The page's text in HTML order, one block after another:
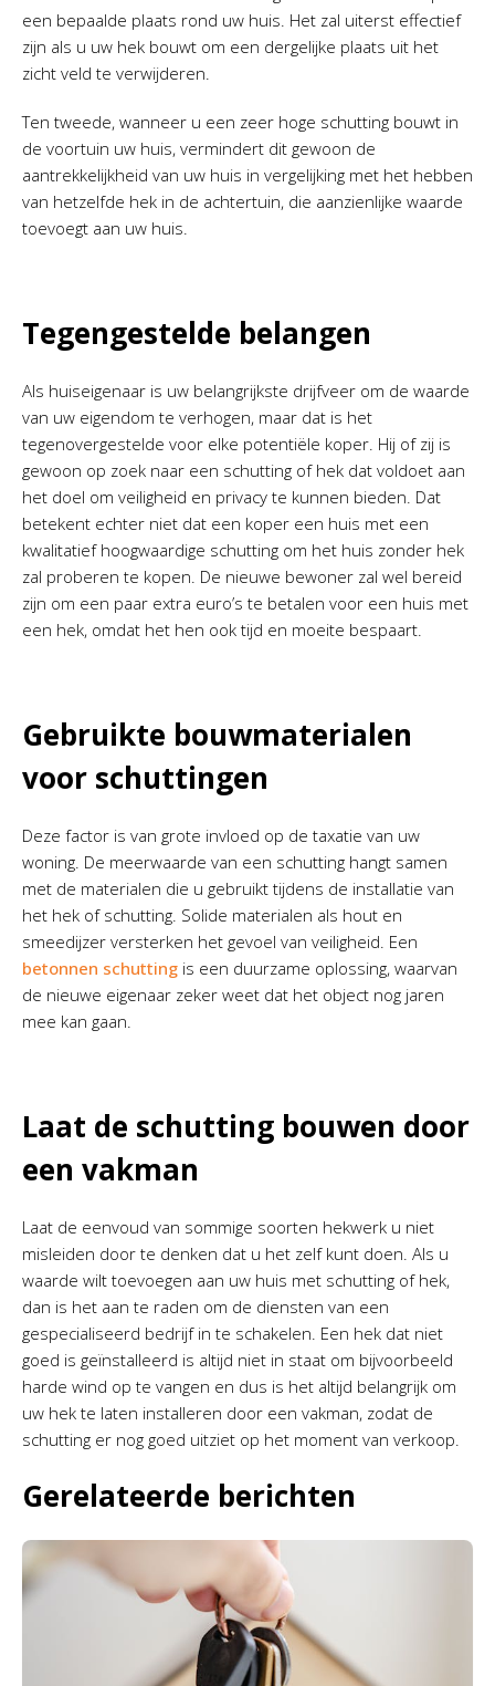
een bepaalde plaats rond uw huis. Het zal uiterst effectief
zijn als u uw hek bouwt om een dergelijke plaats uit het
zicht veld te verwijderen.
Ten tweede, wanneer u een zeer hoge schutting bouwt in
de voortuin uw huis, vermindert dit gewoon de
aantrekkelijkheid van uw huis in vergelijking met het hebben
van hetzelfde hek in de achtertuin, die aanzienlijke waarde
toevoegt aan uw huis.
Tegengestelde belangen
Als huiseigenaar is uw belangrijkste drijfveer om de waarde
van uw eigendom te verhogen, maar dat is het
tegenovergestelde voor elke potentiële koper. Hij of zij is
gewoon op zoek naar een schutting of hek dat voldoet aan
het doel om veiligheid en privacy te kunnen bieden. Dat
betekent echter niet dat een koper een huis met een
kwalitatief hoogwaardige schutting om het huis zonder hek
zal proberen te kopen. De nieuwe bewoner zal wel bereid
zijn om een paar extra euro’s te betalen voor een huis met
een hek, omdat het hen ook tijd en moeite bespaart.
Gebruikte bouwmaterialen
voor schuttingen
Deze factor is van grote invloed op de taxatie van uw
woning. De meerwaarde van een schutting hangt samen
met de materialen die u gebruikt tijdens de installatie van
het hek of schutting. Solide materialen als hout en
smeedijzer versterken het gevoel van veiligheid. Een
betonnen schutting is een duurzame oplossing, waarvan
de nieuwe eigenaar zeker weet dat het object nog jaren
mee kan gaan.
Laat de schutting bouwen door
een vakman
Laat de eenvoud van sommige soorten hekwerk u niet
misleiden door te denken dat u het zelf kunt doen. Als u
waarde wilt toevoegen aan uw huis met schutting of hek,
dan is het aan te raden om de diensten van een
gespecialiseerd bedrijf in te schakelen. Een hek dat niet
goed is geïnstalleerd is altijd niet in staat om bijvoorbeeld
harde wind op te vangen en dus is het altijd belangrijk om
uw hek te laten installeren door een vakman, zodat de
schutting er nog goed uitziet op het moment van verkoop.
Gerelateerde berichten